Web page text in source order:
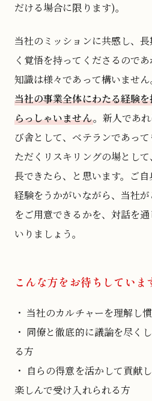
だける場合に限ります)。
当社のミッションに共感し、
く覚悟を持ってくださるので
知識は様々であって構いませ
当社の事業全体にわたる経験
らっしゃいません。新人であ
び舎として、ベテランであっ
ただくリスキリングの場とし
長できたら、と思います。ご
経験をうかがいながら、当社
をご用意できるかを、対話を
いりましょう。
こんな方をお待ちしていま
・ 当社のカルチャーを理解し
・ 同僚と徹底的に議論を尽く
る方
・ 自らの得意を活かして貢献
楽しんで受け入れられる方